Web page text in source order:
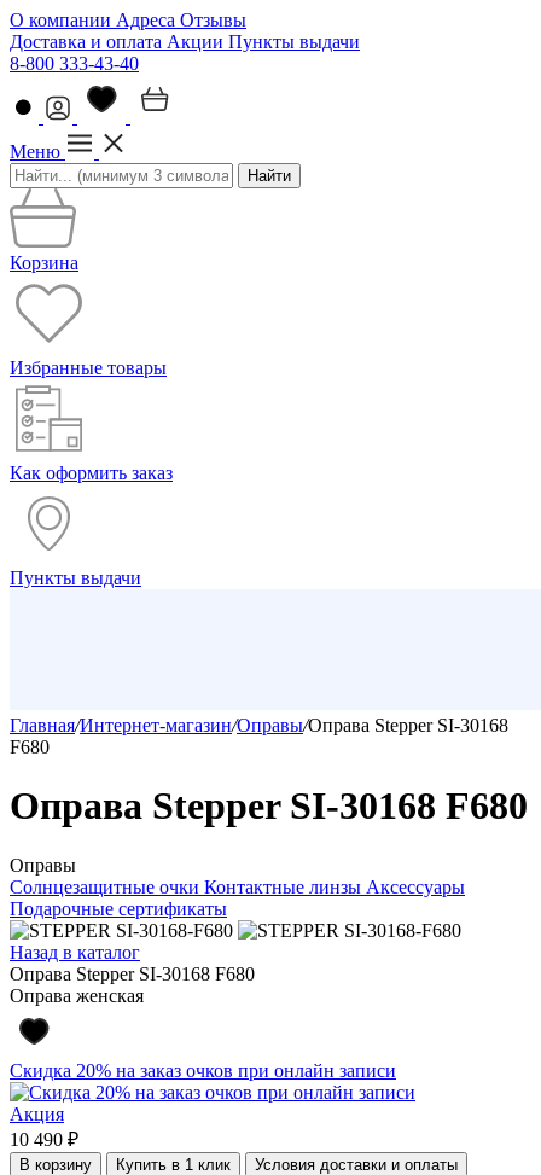
О компании Адреса Отзывы
Доставка и оплата Акции Пункты выдачи
8-800 333-43-40
Меню
Найти
Корзина
Избранные товары
Как оформить заказ
Пункты выдачи
Главная/Интернет-магазин/Оправы/Оправа Stepper SI-30168
F680
Оправа Stepper SI-30168 F680
Оправы
Солнцезащитные очки Контактные линзы Аксессуары
Подарочные сертификаты
Назад в каталог
Оправа Stepper SI-30168 F680
Оправа женская
Скидка 20% на заказ очков при онлайн записи
Акция
10 490 ₽
В корзину Купить в 1 клик Условия доставки и оплаты